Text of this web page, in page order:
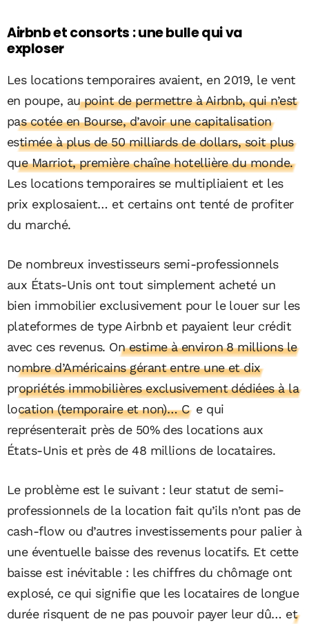
Airbnb et consorts : une bulle qui va
exploser
Les locations temporaires avaient, en 2019, le vent
en poupe, au point de permettre à Airbnb, qui n’est
pas cotée en Bourse, d’avoir une capitalisation
estimée à plus de 50 milliards de dollars, soit plus
que Marriot, première chaîne hotellière du monde.
Les locations temporaires se multipliaient et les
prix explosaient… et certains ont tenté de profiter
du marché.
De nombreux investisseurs semi-professionnels
aux États-Unis ont tout simplement acheté un
bien immobilier exclusivement pour le louer sur les
plateformes de type Airbnb et payaient leur crédit
avec ces revenus. On estime à environ 8 millions le
nombre d’Américains gérant entre une et dix
propriétés immobilières exclusivement dédiées à la
location (temporaire et non)… C e qui
représenterait près de 50% des locations aux
États-Unis et près de 48 millions de locataires.
Le problème est le suivant : leur statut de semi-
professionnels de la location fait qu’ils n’ont pas de
cash-flow ou d’autres investissements pour palier à
une éventuelle baisse des revenus locatifs. Et cette
baisse est inévitable : les chiffres du chômage ont
explosé, ce qui signifie que les locataires de longue
durée risquent de ne pas pouvoir payer leur dû… et